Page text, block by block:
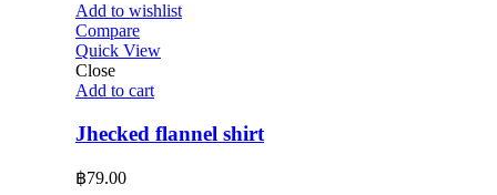
Add to wishlist
Compare
Quick View
Close
Add to cart
Jhecked flannel shirt
฿79.00